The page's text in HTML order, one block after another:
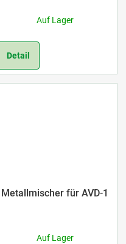
Auf Lager
Detail
Metallmischer für AVD-1
Auf Lager